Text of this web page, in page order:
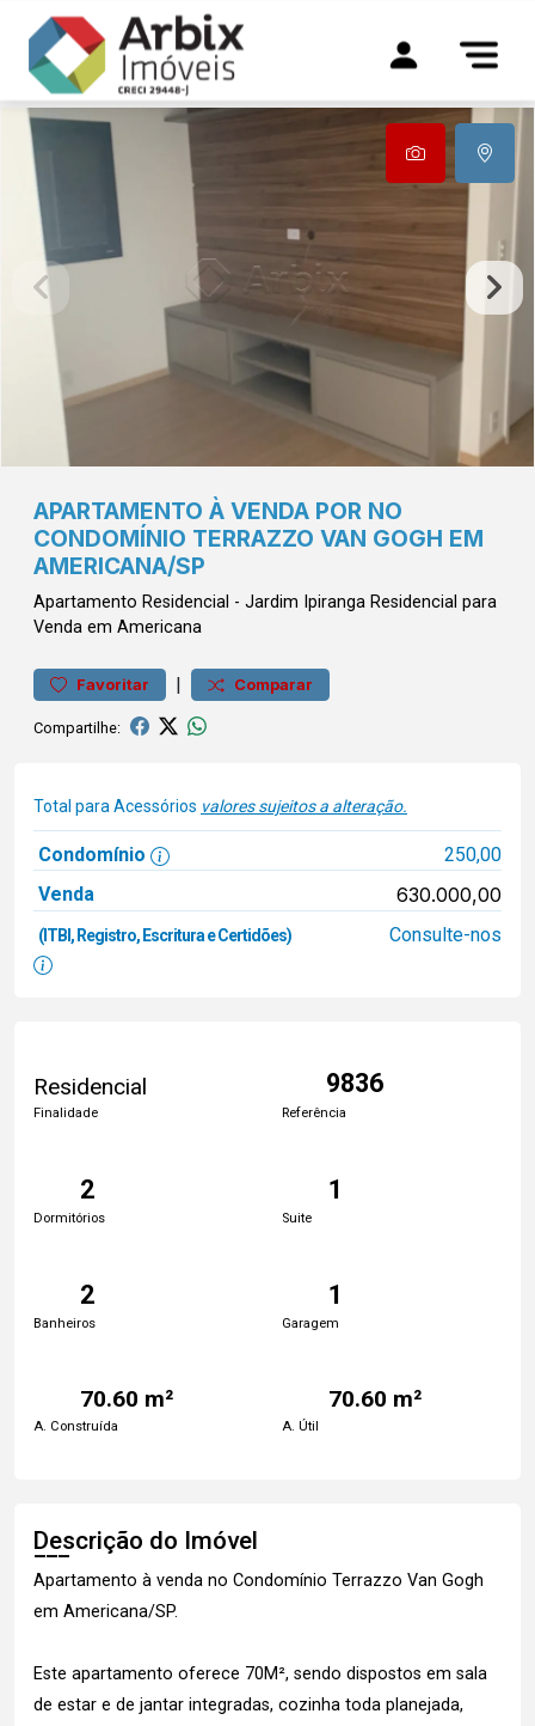
APARTAMENTO À VENDA POR NO
CONDOMÍNIO TERRAZZO VAN GOGH EM
AMERICANA/SP
Apartamento Residencial - Jardim Ipiranga Residencial para
Venda em Americana
Favoritar | Comparar
Compartilhe:
Total para Acessórios valores sujeitos a alteração.
Condomínio
250,00
Venda
630.000,00
(ITBI, Registro, Escritura e Certidões) Consulte-nos
Residencial
Finalidade
9836
Referência
2
Dormitórios
1
Suite
2
Banheiros
1
Garagem
70.60 m²
A. Construída
70.60 m²
A. Útil
Descrição do Imóvel
Apartamento à venda no Condomínio Terrazzo Van Gogh
em Americana/SP.
Este apartamento oferece 70M², sendo dispostos em sala
de estar e de jantar integradas, cozinha toda planejada,